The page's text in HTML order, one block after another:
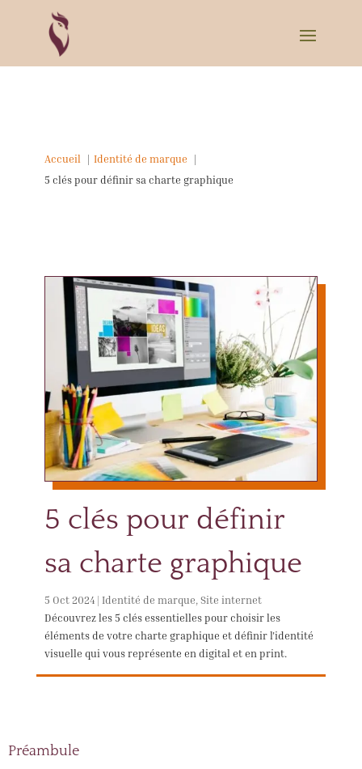
Accueil Identité de marque
5 clés pour définir sa charte graphique
5 clés pour définir
sa charte graphique
5 Oct 2024| Identité de marque, Site internet
Découvrez les 5 clés essentielles pour choisir les
éléments de votre charte graphique et définir l'identité
visuelle qui vous représente en digital et en print.
Préambule